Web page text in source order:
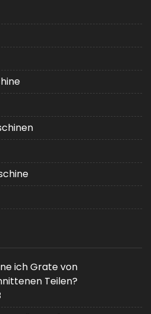
ich Grate von
Teilen?